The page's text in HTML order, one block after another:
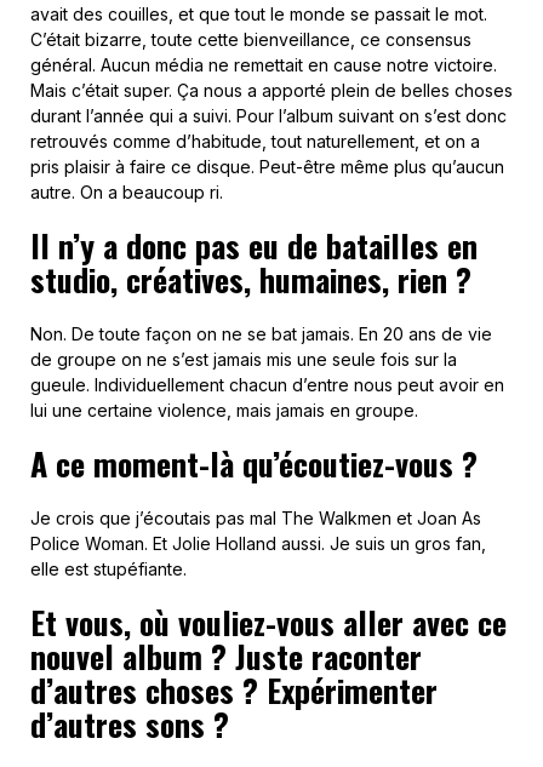
avait des couilles, et que tout le monde se passait le mot.
C’était bizarre, toute cette bienveillance, ce consensus
général. Aucun média ne remettait en cause notre victoire.
Mais c’était super. Ça nous a apporté plein de belles choses
durant l’année qui a suivi. Pour l’album suivant on s’est donc
retrouvés comme d’habitude, tout naturellement, et on a
pris plaisir à faire ce disque. Peut-être même plus qu’aucun
autre. On a beaucoup ri.
Il n’y a donc pas eu de batailles en
studio, créatives, humaines, rien ?
Non. De toute façon on ne se bat jamais. En 20 ans de vie
de groupe on ne s’est jamais mis une seule fois sur la
gueule. Individuellement chacun d’entre nous peut avoir en
lui une certaine violence, mais jamais en groupe.
A ce moment-là qu’écoutiez-vous ?
Je crois que j’écoutais pas mal The Walkmen et Joan As
Police Woman. Et Jolie Holland aussi. Je suis un gros fan,
elle est stupéfiante.
Et vous, où vouliez-vous aller avec ce
nouvel album ? Juste raconter
d’autres choses ? Expérimenter
d’autres sons ?